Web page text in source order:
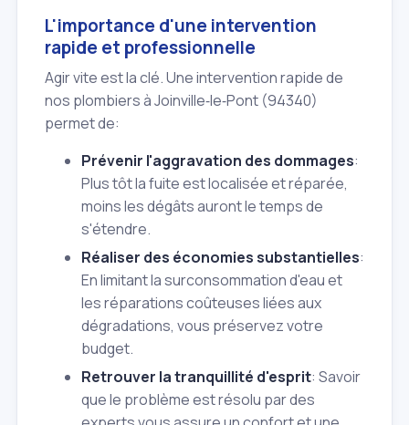
L'importance d'une intervention
rapide et professionnelle
Agir vite est la clé. Une intervention rapide de
nos plombiers à Joinville‑le‑Pont (94340)
permet de:
Prévenir l'aggravation des dommages:
Plus tôt la fuite est localisée et réparée,
moins les dégâts auront le temps de
s'étendre.
Réaliser des économies substantielles:
En limitant la surconsommation d'eau et
les réparations coûteuses liées aux
dégradations, vous préservez votre
budget.
Retrouver la tranquillité d'esprit: Savoir
que le problème est résolu par des